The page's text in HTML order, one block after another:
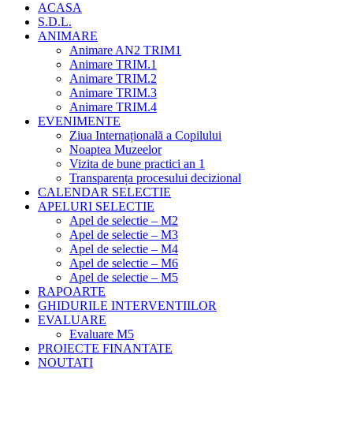
ACASA
S.D.L.
ANIMARE
Animare AN2 TRIM1
Animare TRIM.1
Animare TRIM.2
Animare TRIM.3
Animare TRIM.4
EVENIMENTE
Ziua Internațională a Copilului
Noaptea Muzeelor
Vizita de bune practici an 1
Transparența procesului decizional
CALENDAR SELECTIE
APELURI SELECTIE
Apel de selectie – M2
Apel de selectie – M3
Apel de selectie – M4
Apel de selectie – M6
Apel de selectie – M5
RAPOARTE
GHIDURILE INTERVENTIILOR
EVALUARE
Evaluare M5
PROIECTE FINANTATE
NOUTATI